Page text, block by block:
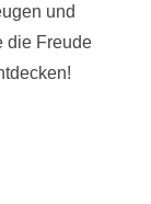
und
die Freude